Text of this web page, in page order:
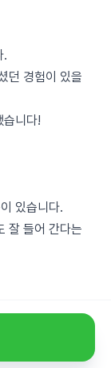
.
던 경험이 있을
습니다!
있습니다.
잘 들어 간다는